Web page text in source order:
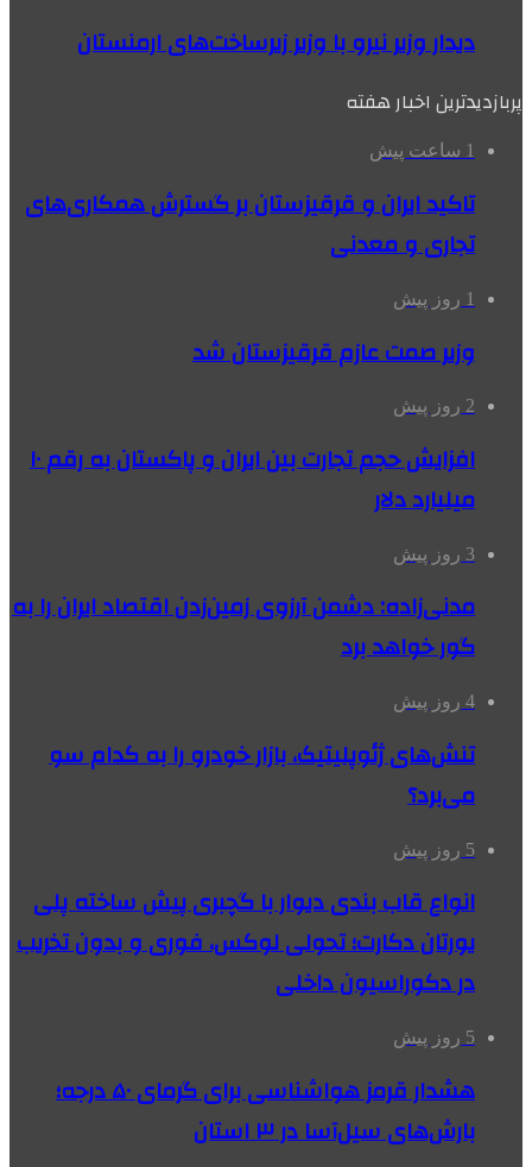
دیدار وزیر نیرو با وزیر زیرساخت‌های ارمنستان
پربازدیدترین اخبار هفته
1 ساعت پیش
تاکید ایران و قرقیزستان بر گسترش همکاری‌های
تجاری و معدنی
1 روز پیش
وزیر صمت عازم قرقیزستان شد
2 روز پیش
افزایش حجم تجارت بین ایران و پاکستان به رقم ۱۰
میلیارد دلار
3 روز پیش
مدنی‌زاده: دشمن آرزوی زمین‌زدن اقتصاد ایران را به
گور خواهد برد
4 روز پیش
تنش‌های ژئوپلیتیک، بازار خودرو را به کدام سو
می‌برد؟
5 روز پیش
انواع قاب بندی دیوار با گچبری پیش ساخته پلی
یورتان دکارت؛ تحولی لوکس، فوری و بدون تخریب
در دکوراسیون داخلی
5 روز پیش
هشدار قرمز هواشناسی برای گرمای ۵۰ درجه؛
بارش‌های سیل‌آسا در ۳ استان